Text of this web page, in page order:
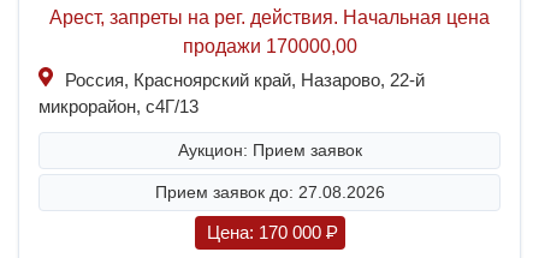
Арест, запреты на рег. действия. Начальная цена
продажи 170000,00
Россия, Красноярский край, Назарово, 22-й
микрорайон, с4Г/13
Аукцион: Прием заявок
Прием заявок до: 27.08.2026
Цена: 170 000 P